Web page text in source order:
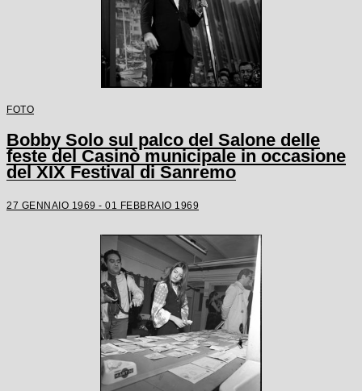
FOTO
Bobby Solo sul palco del Salone delle
feste del Casinò municipale in occasione
del XIX Festival di Sanremo
27 GENNAIO 1969 - 01 FEBBRAIO 1969